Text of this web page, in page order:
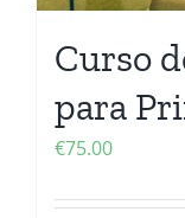
Curso
para
€75.00